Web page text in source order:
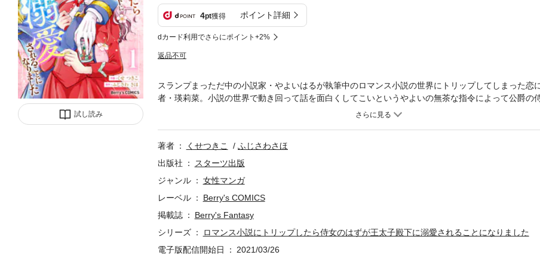
試し読み
4pt獲得 ポイント詳細
dカード利用でさらにポイント+2%
返品不可
スランプまっただ中の小説家・やよいはるが執筆中のロマンス小説の世界にトリップしてしまった恋
者・瑛莉菜。小説の世界で動き回って話を面白くしてこいというやよいの無茶な指令によって公爵の
して国の存亡が懸かったアイテム「禁断の青い果実」の材料を集めることに――!? さらに彼女を追い
にご注意ください)
著者 くせつきこ
ふじさわさほ
出版社
スターツ出版
ジャンル
女性マンガ
レーベル
Berry's COMICS
掲載誌
Berry's Fantasy
シリーズ
ロマンス小説にトリップしたら侍女のはずが王太子殿下に溺愛されることになりました
電子版配信開始日
2021/03/26